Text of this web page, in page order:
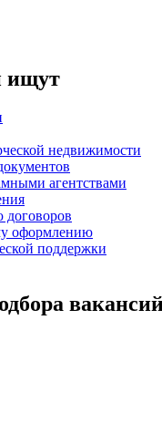
ищут
недвижимости
агентствами
оформлению
поддержки